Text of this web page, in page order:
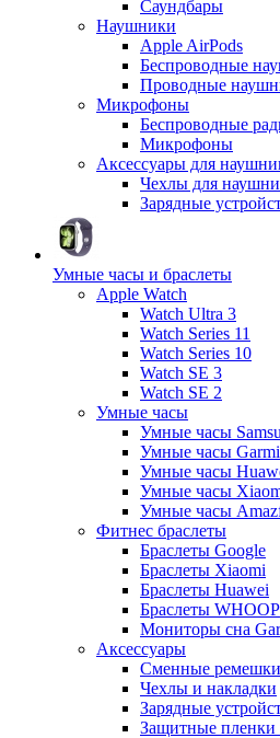
Саундбары
Наушники
Apple AirPods
Беспроводные
Проводные
Микрофоны
Беспроводные
Микрофоны
Аксессуары для
Чехлы для
Зарядные
Умные часы и браслеты
Apple Watch
Watch Ultra 3
Watch Series 11
Watch Series 10
Watch SE 3
Watch SE 2
Умные часы
Умные часы
Умные часы
Умные часы
Умные часы
Умные часы
Фитнес браслеты
Браслеты Google
Браслеты Xiaomi
Браслеты Huawei
Браслеты WHOOP
Мониторы сна
Аксессуары
Сменные ремешки
Чехлы и накладки
Зарядные
Защитные пленки